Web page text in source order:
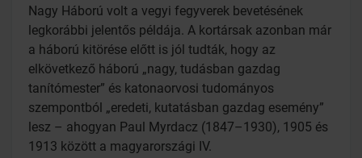
Nagy Háború volt a vegyi fegyverek bevetésének
legkorábbi jelentős példája. A kortársak azonban már
a háború kitörése előtt is jól tudták, hogy az
elkövetkező háború „nagy, tudásban gazdag
tanítómester” és katonaorvosi tudományos
szempontból „eredeti, kutatásban gazdag esemény”
lesz – ahogyan Paul Myrdacz (1847–1930), 1905 és
1913 között a magyarországi IV.